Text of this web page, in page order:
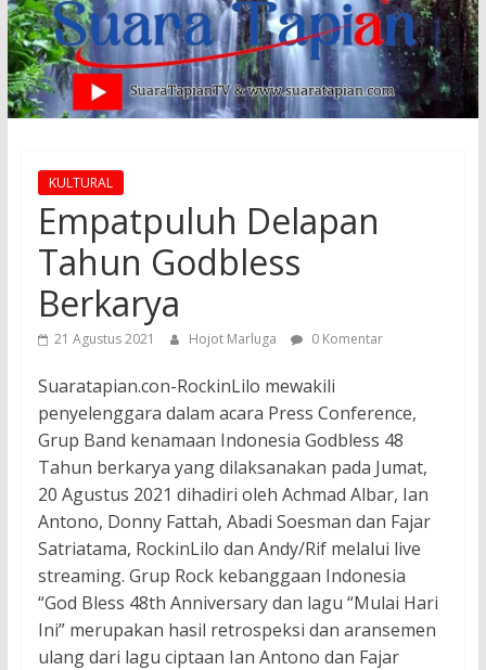
KULTURAL
Empatpuluh Delapan
Tahun Godbless
Berkarya
21 Agustus 2021 Hojot Marluga 0 Komentar
Suaratapian.con-RockinLilo mewakili
penyelenggara dalam acara Press Conference,
Grup Band kenamaan Indonesia Godbless 48
Tahun berkarya yang dilaksanakan pada Jumat,
20 Agustus 2021 dihadiri oleh Achmad Albar, Ian
Antono, Donny Fattah, Abadi Soesman dan Fajar
Satriatama, RockinLilo dan Andy/Rif melalui live
streaming. Grup Rock kebanggaan Indonesia
“God Bless 48th Anniversary dan lagu “Mulai Hari
Ini” merupakan hasil retrospeksi dan aransemen
ulang dari lagu ciptaan Ian Antono dan Fajar